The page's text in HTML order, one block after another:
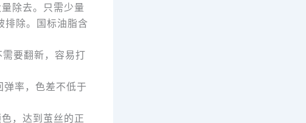
除去。只需少量
排除。国标油脂含
要翻新，容易打
率，色差不低于
，达到茧丝的正